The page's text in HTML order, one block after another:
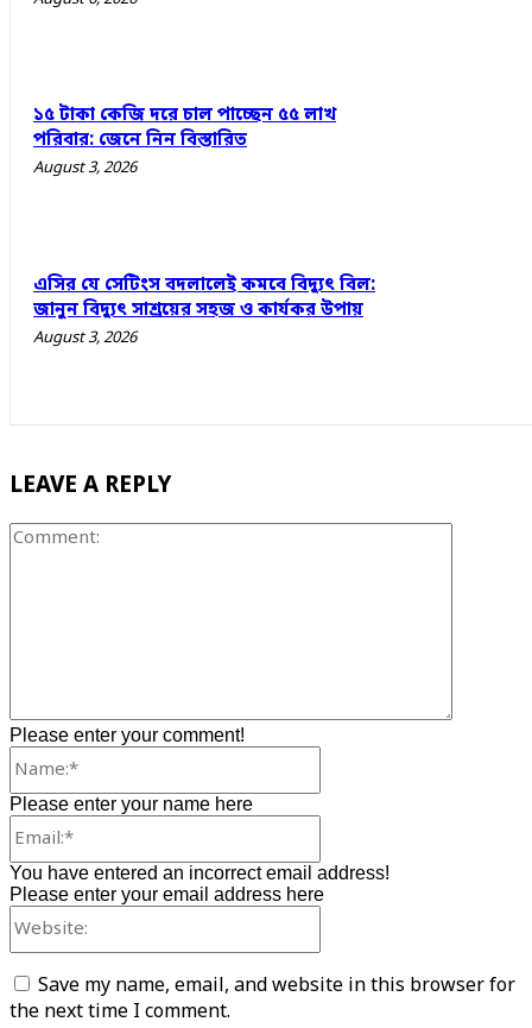
১৫ টাকা কেজি দরে চাল পাচ্ছেন ৫৫ লাখ
পরিবার: জেনে নিন বিস্তারিত
August 3, 2026
এসির যে সেটিংস বদলালেই কমবে বিদ্যুৎ বিল:
জানুন বিদ্যুৎ সাশ্রয়ের সহজ ও কার্যকর উপায়
August 3, 2026
LEAVE A REPLY
Please enter your comment!
Please enter your name here
You have entered an incorrect email address!
Please enter your email address here
Save my name, email, and website in this browser for
the next time I comment.